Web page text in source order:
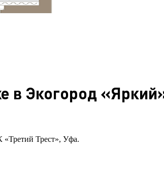
в Экогород
«Третий Трест», Уфа.